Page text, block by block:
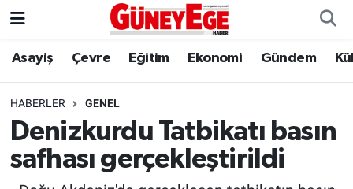
Asayiş Çevre Eğitim Ekonomi Gündem
HABERLER GENEL
Denizkurdu Tatbikatı basın
safhası gerçekleştirildi
Asayiş
Çevre
Eğitim
Ekonomi
İstanbul Hava Durumu
İstanbul Trafik Yoğunluk Haritası
Süper Lig Puan Durumu ve Fikstür
Tüm Manşetler